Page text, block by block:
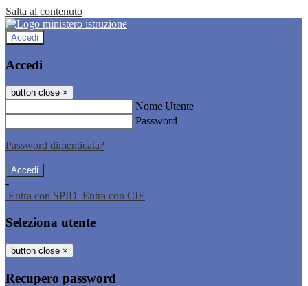
Salta al contenuto
Accedi
Accedi
button close ×
Nome Utente
Password
Password dimenticata?
-
Entra con SPID Entra con CIE
Seleziona utente
button close ×
Recupero password